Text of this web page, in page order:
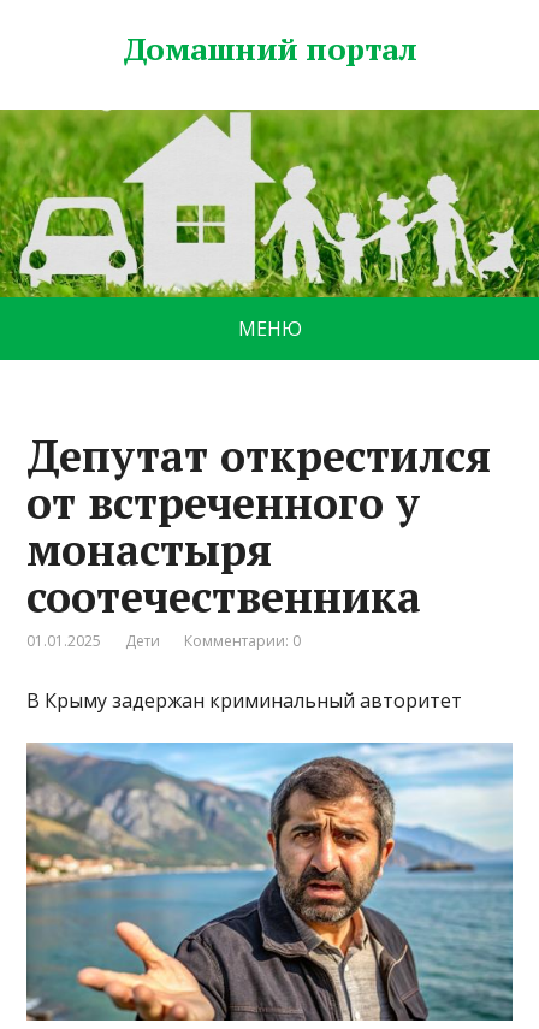
Домашний портал
МЕНЮ
Депутат открестился
от встреченного у
монастыря
соотечественника
01.01.2025 Дети Комментарии: 0
В Крыму задержан криминальный авторитет